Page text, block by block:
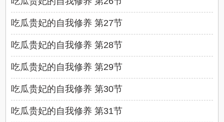
吃瓜贵妃的自我修养 第27节
吃瓜贵妃的自我修养 第28节
吃瓜贵妃的自我修养 第29节
吃瓜贵妃的自我修养 第30节
吃瓜贵妃的自我修养 第31节